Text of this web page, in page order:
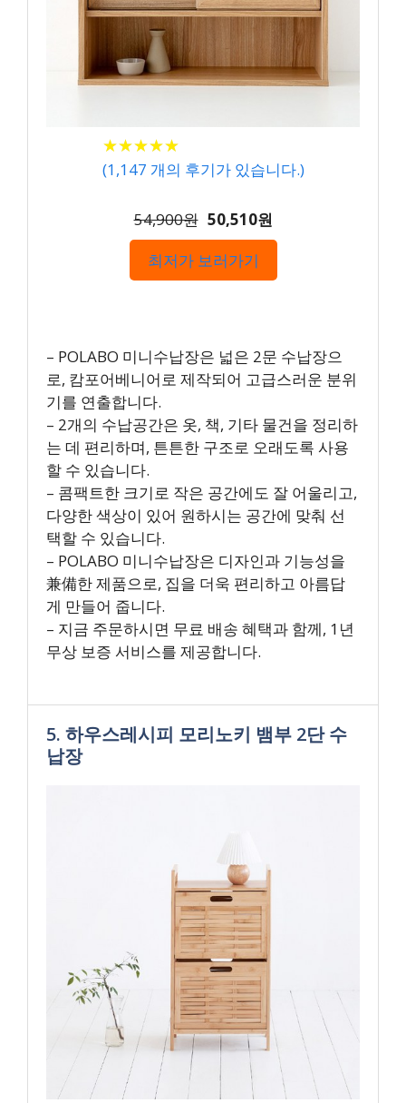
★★★★★
★★★★★
(1,147 개의 후기가 있습니다.)
54,900원 50,510원
최저가 보러가기
– POLABO 미니수납장은 넓은 2문 수납장으
로, 캄포어베니어로 제작되어 고급스러운 분위
기를 연출합니다.
– 2개의 수납공간은 옷, 책, 기타 물건을 정리하
는 데 편리하며, 튼튼한 구조로 오래도록 사용
할 수 있습니다.
– 콤팩트한 크기로 작은 공간에도 잘 어울리고,
다양한 색상이 있어 원하시는 공간에 맞춰 선
택할 수 있습니다.
– POLABO 미니수납장은 디자인과 기능성을
兼備한 제품으로, 집을 더욱 편리하고 아름답
게 만들어 줍니다.
– 지금 주문하시면 무료 배송 혜택과 함께, 1년
무상 보증 서비스를 제공합니다.
5. 하우스레시피 모리노키 뱀부 2단 수
납장